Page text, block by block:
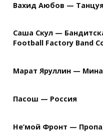
Вахид Аюбов —
Саша Скул —
Football Factory Band
Марат Яруллин —
Пасош — Россия
Не’мой Фронт —